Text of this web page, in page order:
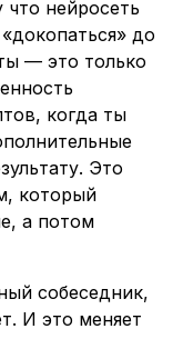
нейросеть
до
— это только
когда ты
Это
который
а потом
собеседник,
И это меняет